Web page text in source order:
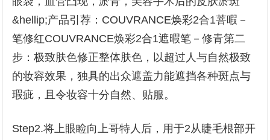
&hellip;产品引荐：COUVRANCE焕彩2合1菩暇－
笔修红COUVRANCE焕彩2合1遮暇笔－修青第二
步：极致肤色修正整体肤色，以超过人与自然极致
的妆容效果，独具的出众遮盖力能遮挡各种斑点与
瑕疵，且令妆容十分自然、贴服。
Step2.将上眼睑向上哥特人后，用于2从睫毛根部开